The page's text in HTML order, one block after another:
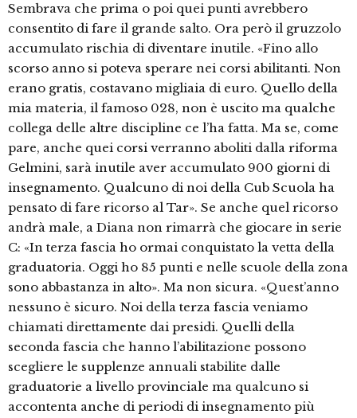
Sembrava che prima o poi quei punti avrebbero
consentito di fare il grande salto. Ora però il gruzzolo
accumulato rischia di diventare inutile. «Fino allo
scorso anno si poteva sperare nei corsi abilitanti. Non
erano gratis, costavano migliaia di euro. Quello della
mia materia, il famoso 028, non è uscito ma qualche
collega delle altre discipline ce l’ha fatta. Ma se, come
pare, anche quei corsi verranno aboliti dalla riforma
Gelmini, sarà inutile aver accumulato 900 giorni di
insegnamento. Qualcuno di noi della Cub Scuola ha
pensato di fare ricorso al Tar». Se anche quel ricorso
andrà male, a Diana non rimarrà che giocare in serie
C: «In terza fascia ho ormai conquistato la vetta della
graduatoria. Oggi ho 85 punti e nelle scuole della zona
sono abbastanza in alto». Ma non sicura. «Quest’anno
nessuno è sicuro. Noi della terza fascia veniamo
chiamati direttamente dai presidi. Quelli della
seconda fascia che hanno l’abilitazione possono
scegliere le supplenze annuali stabilite dalle
graduatorie a livello provinciale ma qualcuno si
accontenta anche di periodi di insegnamento più